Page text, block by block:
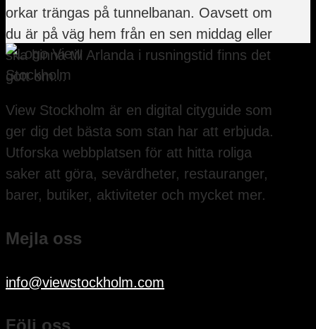
orkar trängas på tunnelbanan. Oavsett om
du är på väg hem från en sen middag eller
ska hinna till Arlanda i rusningstid finns det
gott om...
View Stockholm är en digital cityguide som
ger dig det bästa som stan har att erbjuda.
Utforska webbplatsen för att hitta roliga
saker att göra, sevärdheter, restauranger,
barer, butiker, aktiviteter och mycket mer.
Mejla oss
info@viewstockholm.com